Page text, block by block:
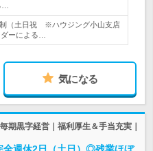
制（土日祝 ※ハウジング小山支店
ーによる…
気になる
期黒字経営｜福利厚生＆手当充実｜